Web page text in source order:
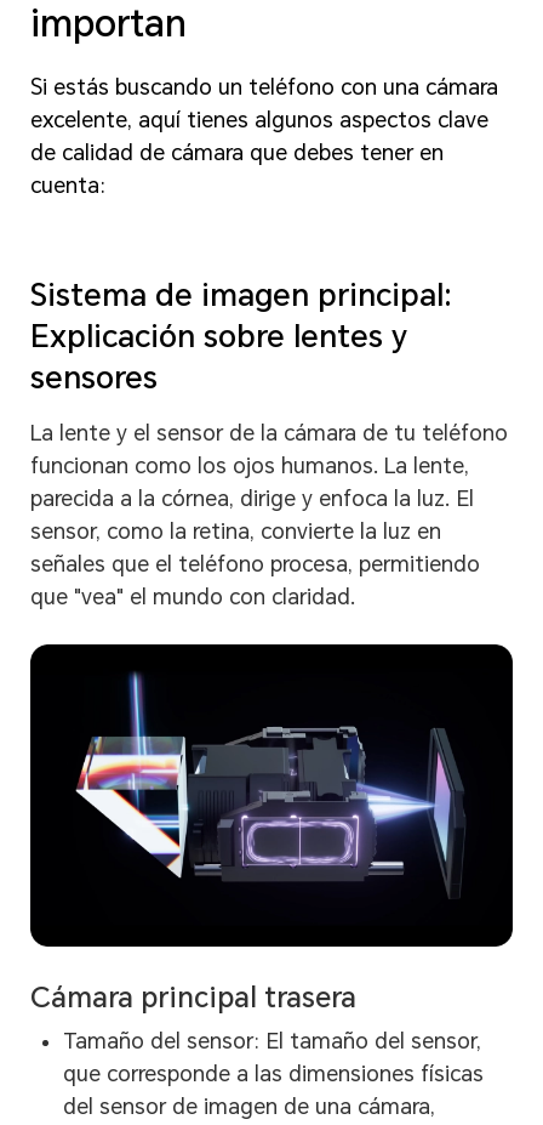
importan
Si estás buscando un teléfono con una cámara
excelente, aquí tienes algunos aspectos clave
de calidad de cámara que debes tener en
cuenta:
Sistema de imagen principal:
Explicación sobre lentes y
sensores
La lente y el sensor de la cámara de tu teléfono
funcionan como los ojos humanos. La lente,
parecida a la córnea, dirige y enfoca la luz. El
sensor, como la retina, convierte la luz en
señales que el teléfono procesa, permitiendo
que "vea" el mundo con claridad.
Cámara principal trasera
Tamaño del sensor: El tamaño del sensor,
que corresponde a las dimensiones físicas
del sensor de imagen de una cámara,